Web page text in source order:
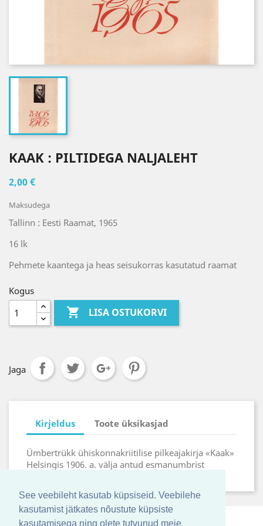
See veebileht kasutab küpsiseid. Veebilehe
kasutamist jätkates nõustute küpsiste
kasutamisega ning olete tutvunud meie
KAAK : PILTIDEGA NALJALEHT
2,00 €
Maksudega
Tallinn : Eesti Raamat, 1965
16 lk
Pehmete kaantega ja heas seisukorras kasutatud raamat
Kogus
 LISA OSTUKORVI
Jaga
Kirjeldus Toote üksikasjad
Ümbertrükk ühiskonnakriitilise pilkeajakirja «Kaak»
Helsingis 1906. a. välja antud esmanumbrist